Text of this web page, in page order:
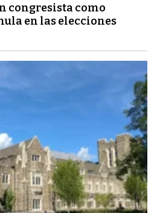
congresista como
en las elecciones